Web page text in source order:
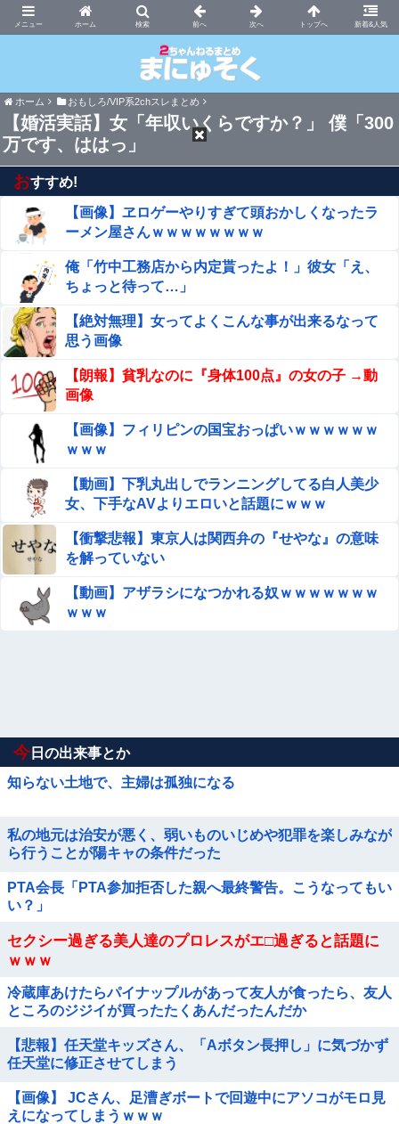
ホーム 新着&人気
まにゅそく 2chまとめニュース速報VIP
ホーム おもしろ/VIP系2chスレまとめ
【婚活実話】女「年収いくらですか？」 僕「300
万です、ははっ」
おすすめ!
【画像】ヱロゲーやりすぎて頭おかしくなったラ
ーメン屋さんｗｗｗｗｗｗｗｗ
俺「竹中工務店から内定貰ったよ！」彼女「え、
ちょっと待って…」
【絶対無理】女ってよくこんな事が出来るなって
思う画像
【朗報】貧乳なのに『身体100点』の女の子 →動
画像
【画像】フィリピンの国宝おっぱいｗｗｗｗｗｗ
ｗｗｗ
【動画】下乳丸出しでランニングしてる白人美少
女、下手なAVよりエロいと話題にｗｗｗ
【衝撃悲報】東京人は関西弁の『せやな』の意味
を解っていない
【動画】アザラシになつかれる奴ｗｗｗｗｗｗｗ
ｗｗｗ
今 日の出来事とか
知らない土地で、主婦は孤独になる
私の地元は治安が悪く、弱いものいじめや犯罪を楽しみなが
ら行うことが陽キャの条件だった
PTA会長「PTA参加拒否した親へ最終警告。こうなってもい
い？」
セクシー過ぎる美人達のプロレスがエ□過ぎると話題に
ｗｗｗ
冷蔵庫あけたらパイナップルがあって友人が食ったら、友人
ところのジジイが買ったたくあんだったんだか
【悲報】任天堂キッズさん、「Aボタン長押し」に気づかず
任天堂に修正させてしまう
【画像】 JCさん、足漕ぎボートで回遊中にアソコがモロ見
えになってしまうｗｗｗ